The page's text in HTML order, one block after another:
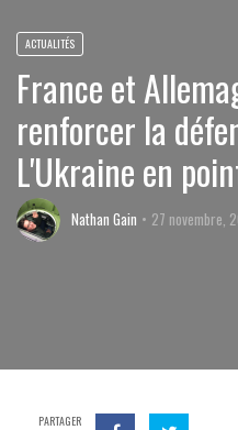
ACTUALITÉS
France et
renforcer la
L'Ukraine en
Nathan Gain 27 novembre,
PARTAGER